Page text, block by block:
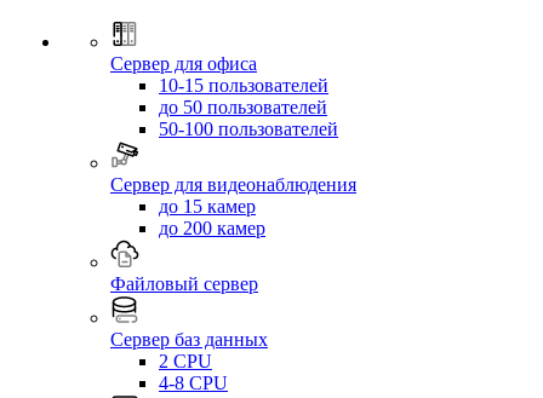
Сервер для офиса
10-15 пользователей
до 50 пользователей
50-100 пользователей
Сервер для видеонаблюдения
до 15 камер
до 200 камер
Файловый сервер
Сервер баз данных
2 CPU
4-8 CPU